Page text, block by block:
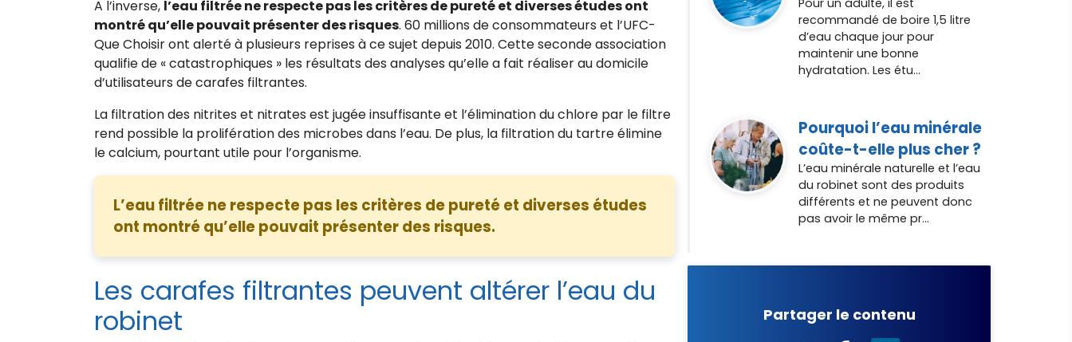
A l’inverse, l’eau filtrée ne respecte pas les critères de pureté et diverses études ont
montré qu’elle pouvait présenter des risques. 60 millions de consommateurs et l’UFC-
Que Choisir ont alerté à plusieurs reprises à ce sujet depuis 2010. Cette seconde association
qualifie de « catastrophiques » les résultats des analyses qu’elle a fait réaliser au domicile
d’utilisateurs de carafes filtrantes.
La filtration des nitrites et nitrates est jugée insuffisante et l’élimination du chlore par le filtre
rend possible la prolifération des microbes dans l’eau. De plus, la filtration du tartre élimine
le calcium, pourtant utile pour l’organisme.
L’eau filtrée ne respecte pas les critères de pureté et diverses études
ont montré qu’elle pouvait présenter des risques.
Les carafes filtrantes peuvent altérer l’eau du
robinet
Pour un adulte, il est
recommandé de boire 1,5 litre
d’eau chaque jour pour
maintenir une bonne
hydratation. Les étu...
Pourquoi l’eau minérale
coûte-t-elle plus cher ?
L’eau minérale naturelle et l’eau
du robinet sont des produits
différents et ne peuvent donc
pas avoir le même pr...
Partager le contenu